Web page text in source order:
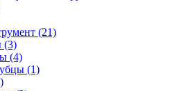
(21)
(3)
(4)
(1)